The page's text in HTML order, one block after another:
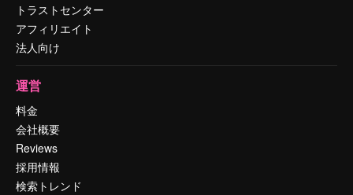
トラストセンター
アフィリエイト
法人向け
運営
料金
会社概要
Reviews
採用情報
検索トレンド